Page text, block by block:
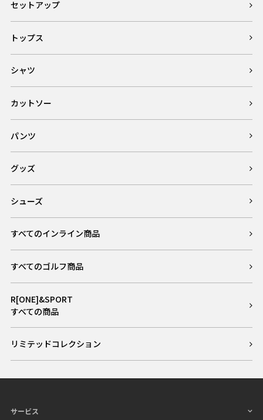
セットアップ
トップス
シャツ
カットソー
パンツ
グッズ
シューズ
すべてのインライン商品
すべてのゴルフ商品
R[ONE]&SPORT
すべての商品
リミテッドコレクション
サービス